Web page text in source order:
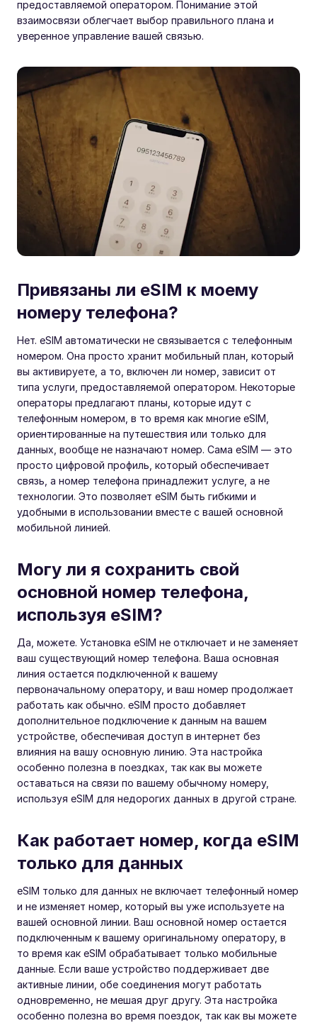
предоставляемой оператором. Понимание этой
взаимосвязи облегчает выбор правильного плана и
уверенное управление вашей связью.
Привязаны ли eSIM к моему
номеру телефона?
Нет. eSIM автоматически не связывается с телефонным
номером. Она просто хранит мобильный план, который
вы активируете, а то, включен ли номер, зависит от
типа услуги, предоставляемой оператором. Некоторые
операторы предлагают планы, которые идут с
телефонным номером, в то время как многие eSIM,
ориентированные на путешествия или только для
данных, вообще не назначают номер. Сама eSIM — это
просто цифровой профиль, который обеспечивает
связь, а номер телефона принадлежит услуге, а не
технологии. Это позволяет eSIM быть гибкими и
удобными в использовании вместе с вашей основной
мобильной линией.
Могу ли я сохранить свой
основной номер телефона,
используя eSIM?
Да, можете. Установка eSIM не отключает и не заменяет
ваш существующий номер телефона. Ваша основная
линия остается подключенной к вашему
первоначальному оператору, и ваш номер продолжает
работать как обычно. eSIM просто добавляет
дополнительное подключение к данным на вашем
устройстве, обеспечивая доступ в интернет без
влияния на вашу основную линию. Эта настройка
особенно полезна в поездках, так как вы можете
оставаться на связи по вашему обычному номеру,
используя eSIM для недорогих данных в другой стране.
Как работает номер, когда eSIM
только для данных
eSIM только для данных не включает телефонный номер
и не изменяет номер, который вы уже используете на
вашей основной линии. Ваш основной номер остается
подключенным к вашему оригинальному оператору, в
то время как eSIM обрабатывает только мобильные
данные. Если ваше устройство поддерживает две
активные линии, обе соединения могут работать
одновременно, не мешая друг другу. Эта настройка
особенно полезна во время поездок, так как вы можете